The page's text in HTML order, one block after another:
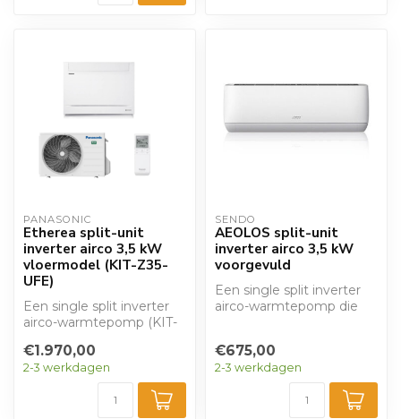
PANASONIC
Etherea split-unit
inverter airco 3,5 kW
vloermodel (KIT-Z35-
UFE)
Een single split inverter
airco-warmtepomp (KIT-
verwarmen en ko...
€1.970,00
2-3 werkdagen
SENDO
AEOLOS split-unit
inverter airco 3,5 kW
voorgevuld
Een single split inverter
airco-warmtepomp die
€675,00
2-3 werkdagen